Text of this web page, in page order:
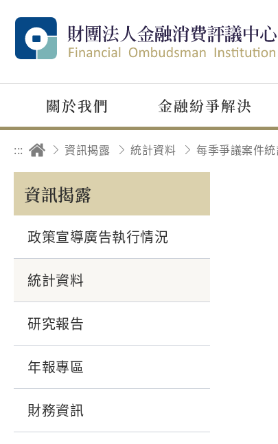
關於我們 金融紛爭解決
::: 資訊揭露 統計資料
資訊揭露
政策宣導廣告執行情況
統計資料
研究報告
年報專區
財務資訊